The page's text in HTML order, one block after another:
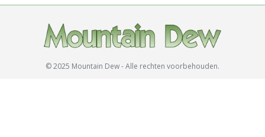
© 2025 Mountain Dew - Alle rechten voorbehouden.